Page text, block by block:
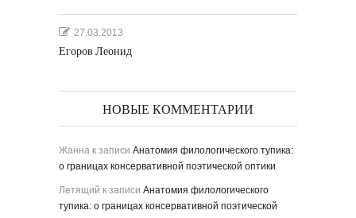
27.03.2013
Егоров Леонид
НОВЫЕ КОММЕНТАРИИ
Жанна к записи Анатомия филологического тупика:
о границах консервативной поэтической оптики
Летящий к записи Анатомия филологического
тупика: о границах консервативной поэтической